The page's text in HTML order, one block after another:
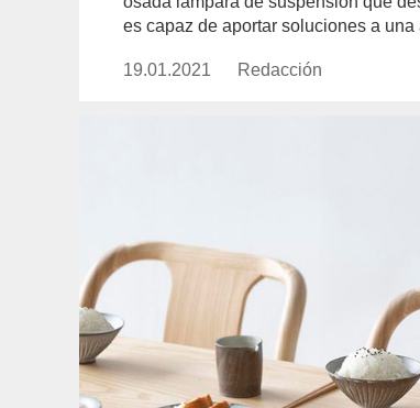
es capaz de aportar soluciones a
Publicado
19.01.2021 https://
Redacción